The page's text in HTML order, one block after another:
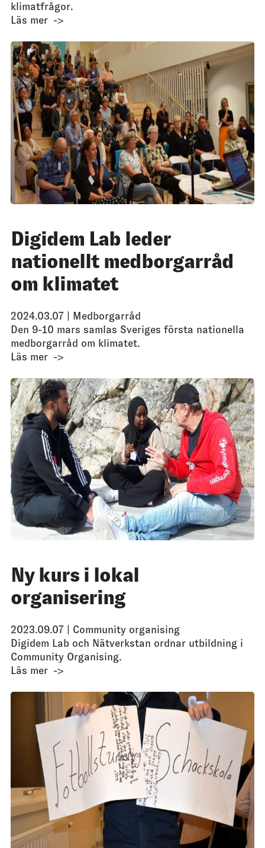
klimatfrågor.
Läs mer
Digidem Lab leder
nationellt medborgarråd
om klimatet
2024.03.07 | Medborgarråd
Den 9-10 mars samlas Sveriges första nationella
medborgarråd om klimatet.
Läs mer
Ny kurs i lokal
organisering
2023.09.07 | Community organising
Digidem Lab och Nätverkstan ordnar utbildning i
Community Organising.
Läs mer